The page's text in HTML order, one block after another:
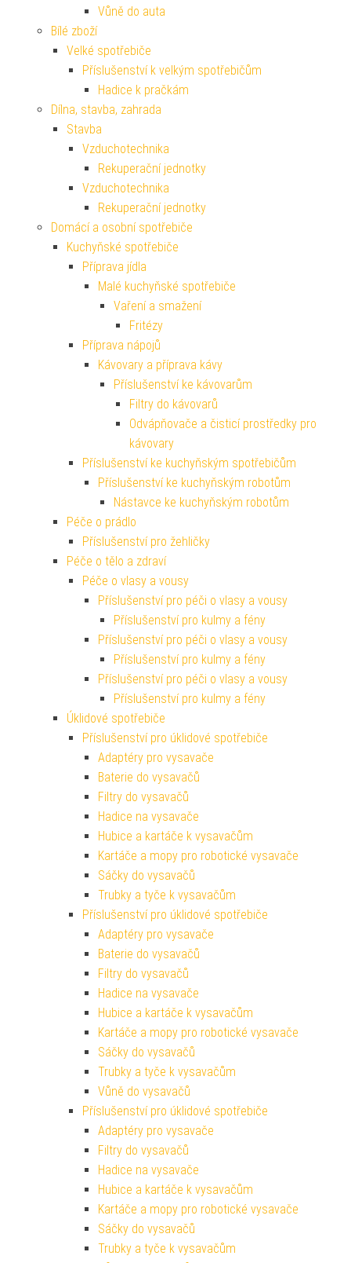
Vůně do auta
Bílé zboží
Velké spotřebiče
Příslušenství k velkým spotřebičům
Hadice k pračkám
Dílna, stavba, zahrada
Stavba
Vzduchotechnika
Rekuperační jednotky
Vzduchotechnika
Rekuperační jednotky
Domácí a osobní spotřebiče
Kuchyňské spotřebiče
Příprava jídla
Malé kuchyňské spotřebiče
Vaření a smažení
Fritézy
Příprava nápojů
Kávovary a příprava kávy
Příslušenství ke kávovarům
Filtry do kávovarů
Odvápňovače a čisticí prostředky pro
kávovary
Příslušenství ke kuchyňským spotřebičům
Příslušenství ke kuchyňským robotům
Nástavce ke kuchyňským robotům
Péče o prádlo
Příslušenství pro žehličky
Péče o tělo a zdraví
Péče o vlasy a vousy
Příslušenství pro péči o vlasy a vousy
Příslušenství pro kulmy a fény
Příslušenství pro péči o vlasy a vousy
Příslušenství pro kulmy a fény
Příslušenství pro péči o vlasy a vousy
Příslušenství pro kulmy a fény
Úklidové spotřebiče
Příslušenství pro úklidové spotřebiče
Adaptéry pro vysavače
Baterie do vysavačů
Filtry do vysavačů
Hadice na vysavače
Hubice a kartáče k vysavačům
Kartáče a mopy pro robotické vysavače
Sáčky do vysavačů
Trubky a tyče k vysavačům
Příslušenství pro úklidové spotřebiče
Adaptéry pro vysavače
Baterie do vysavačů
Filtry do vysavačů
Hadice na vysavače
Hubice a kartáče k vysavačům
Kartáče a mopy pro robotické vysavače
Sáčky do vysavačů
Trubky a tyče k vysavačům
Vůně do vysavačů
Příslušenství pro úklidové spotřebiče
Adaptéry pro vysavače
Filtry do vysavačů
Hadice na vysavače
Hubice a kartáče k vysavačům
Kartáče a mopy pro robotické vysavače
Sáčky do vysavačů
Trubky a tyče k vysavačům